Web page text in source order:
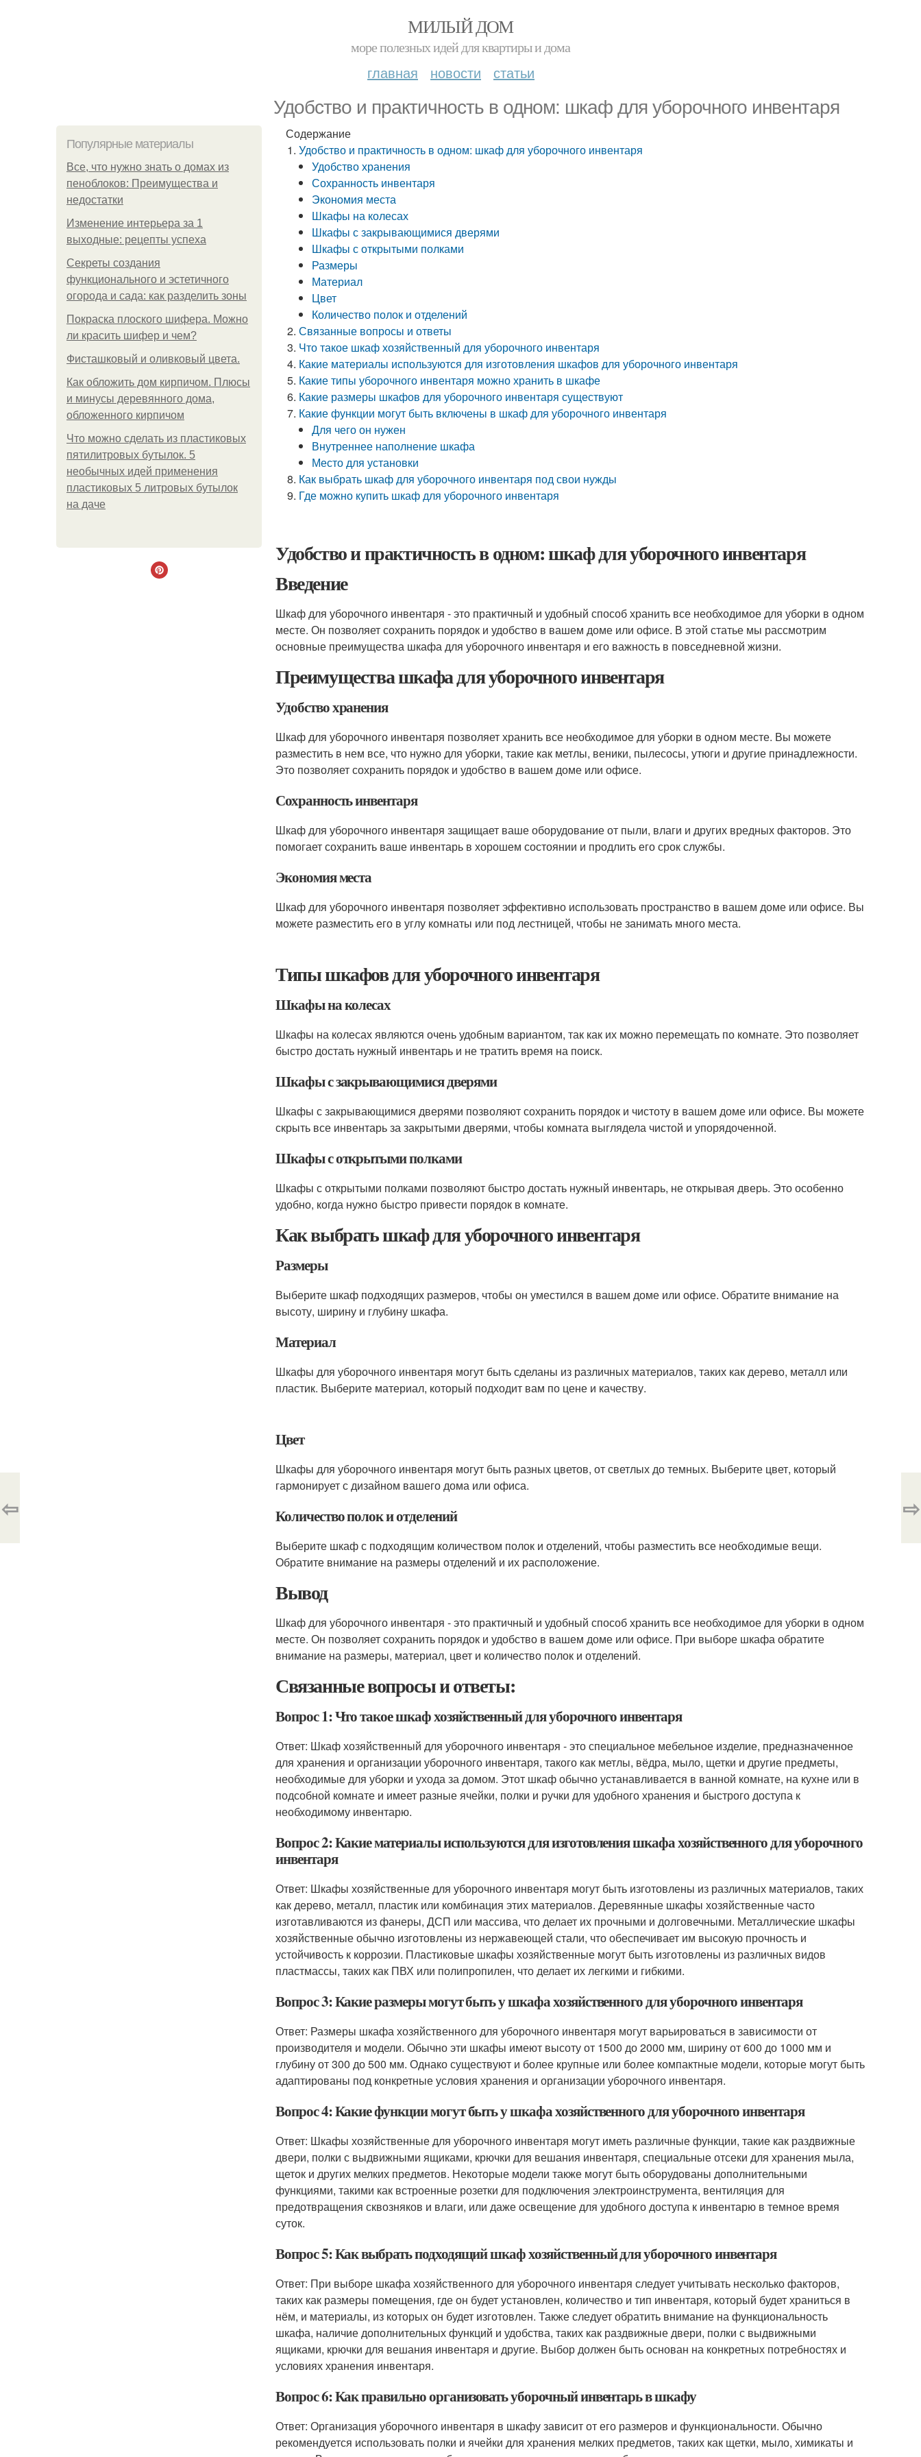
МИЛЫЙ ДОМ
море полезных идей для квартиры и дома
главная новости статьи
Удобство и практичность в одном: шкаф для уборочного инвентаря
Популярные материалы
Все, что нужно знать о домах из
пеноблоков: Преимущества и
недостатки
Изменение интерьера за 1
выходные: рецепты успеха
Секреты создания
функционального и эстетичного
огорода и сада: как разделить зоны
Покраска плоского шифера. Можно
ли красить шифер и чем?
Фисташковый и оливковый цвета.
Как обложить дом кирпичом. Плюсы
и минусы деревянного дома,
обложенного кирпичом
Что можно сделать из пластиковых
пятилитровых бутылок. 5
необычных идей применения
пластиковых 5 литровых бутылок
на даче
Содержание
Удобство и практичность в одном: шкаф для уборочного инвентаря
Удобство хранения
Сохранность инвентаря
Экономия места
Шкафы на колесах
Шкафы с закрывающимися дверями
Шкафы с открытыми полками
Размеры
Материал
Цвет
Количество полок и отделений
Связанные вопросы и ответы
Что такое шкаф хозяйственный для уборочного инвентаря
Какие материалы используются для изготовления шкафов для уборочного инвентаря
Какие типы уборочного инвентаря можно хранить в шкафе
Какие размеры шкафов для уборочного инвентаря существуют
Какие функции могут быть включены в шкаф для уборочного инвентаря
Для чего он нужен
Внутреннее наполнение шкафа
Место для установки
Как выбрать шкаф для уборочного инвентаря под свои нужды
Где можно купить шкаф для уборочного инвентаря
Удобство и практичность в одном: шкаф для уборочного инвентаря
Введение
Шкаф для уборочного инвентаря - это практичный и удобный способ хранить все необходимое для уборки в одном
месте. Он позволяет сохранить порядок и удобство в вашем доме или офисе. В этой статье мы рассмотрим
основные преимущества шкафа для уборочного инвентаря и его важность в повседневной жизни.
Преимущества шкафа для уборочного инвентаря
Удобство хранения
Шкаф для уборочного инвентаря позволяет хранить все необходимое для уборки в одном месте. Вы можете
разместить в нем все, что нужно для уборки, такие как метлы, веники, пылесосы, утюги и другие принадлежности.
Это позволяет сохранить порядок и удобство в вашем доме или офисе.
Сохранность инвентаря
Шкаф для уборочного инвентаря защищает ваше оборудование от пыли, влаги и других вредных факторов. Это
помогает сохранить ваше инвентарь в хорошем состоянии и продлить его срок службы.
Экономия места
Шкаф для уборочного инвентаря позволяет эффективно использовать пространство в вашем доме или офисе. Вы
можете разместить его в углу комнаты или под лестницей, чтобы не занимать много места.
Типы шкафов для уборочного инвентаря
Шкафы на колесах
Шкафы на колесах являются очень удобным вариантом, так как их можно перемещать по комнате. Это позволяет
быстро достать нужный инвентарь и не тратить время на поиск.
Шкафы с закрывающимися дверями
Шкафы с закрывающимися дверями позволяют сохранить порядок и чистоту в вашем доме или офисе. Вы можете
скрыть все инвентарь за закрытыми дверями, чтобы комната выглядела чистой и упорядоченной.
Шкафы с открытыми полками
Шкафы с открытыми полками позволяют быстро достать нужный инвентарь, не открывая дверь. Это особенно
удобно, когда нужно быстро привести порядок в комнате.
Как выбрать шкаф для уборочного инвентаря
Размеры
Выберите шкаф подходящих размеров, чтобы он уместился в вашем доме или офисе. Обратите внимание на
высоту, ширину и глубину шкафа.
Материал
Шкафы для уборочного инвентаря могут быть сделаны из различных материалов, таких как дерево, металл или
пластик. Выберите материал, который подходит вам по цене и качеству.
Цвет
Шкафы для уборочного инвентаря могут быть разных цветов, от светлых до темных. Выберите цвет, который
гармонирует с дизайном вашего дома или офиса.
Количество полок и отделений
Выберите шкаф с подходящим количеством полок и отделений, чтобы разместить все необходимые вещи.
Обратите внимание на размеры отделений и их расположение.
Вывод
Шкаф для уборочного инвентаря - это практичный и удобный способ хранить все необходимое для уборки в одном
месте. Он позволяет сохранить порядок и удобство в вашем доме или офисе. При выборе шкафа обратите
внимание на размеры, материал, цвет и количество полок и отделений.
Связанные вопросы и ответы:
Вопрос 1: Что такое шкаф хозяйственный для уборочного инвентаря
Ответ: Шкаф хозяйственный для уборочного инвентаря - это специальное мебельное изделие, предназначенное
для хранения и организации уборочного инвентаря, такого как метлы, вёдра, мыло, щетки и другие предметы,
необходимые для уборки и ухода за домом. Этот шкаф обычно устанавливается в ванной комнате, на кухне или в
подсобной комнате и имеет разные ячейки, полки и ручки для удобного хранения и быстрого доступа к
необходимому инвентарю.
Вопрос 2: Какие материалы используются для изготовления шкафа хозяйственного для уборочного
инвентаря
Ответ: Шкафы хозяйственные для уборочного инвентаря могут быть изготовлены из различных материалов, таких
как дерево, металл, пластик или комбинация этих материалов. Деревянные шкафы хозяйственные часто
изготавливаются из фанеры, ДСП или массива, что делает их прочными и долговечными. Металлические шкафы
хозяйственные обычно изготовлены из нержавеющей стали, что обеспечивает им высокую прочность и
устойчивость к коррозии. Пластиковые шкафы хозяйственные могут быть изготовлены из различных видов
пластмассы, таких как ПВХ или полипропилен, что делает их легкими и гибкими.
Вопрос 3: Какие размеры могут быть у шкафа хозяйственного для уборочного инвентаря
Ответ: Размеры шкафа хозяйственного для уборочного инвентаря могут варьироваться в зависимости от
производителя и модели. Обычно эти шкафы имеют высоту от 1500 до 2000 мм, ширину от 600 до 1000 мм и
глубину от 300 до 500 мм. Однако существуют и более крупные или более компактные модели, которые могут быть
адаптированы под конкретные условия хранения и организации уборочного инвентаря.
Вопрос 4: Какие функции могут быть у шкафа хозяйственного для уборочного инвентаря
Ответ: Шкафы хозяйственные для уборочного инвентаря могут иметь различные функции, такие как раздвижные
двери, полки с выдвижными ящиками, крючки для вешания инвентаря, специальные отсеки для хранения мыла,
щеток и других мелких предметов. Некоторые модели также могут быть оборудованы дополнительными
функциями, такими как встроенные розетки для подключения электроинструмента, вентиляция для
предотвращения сквозняков и влаги, или даже освещение для удобного доступа к инвентарю в темное время
суток.
Вопрос 5: Как выбрать подходящий шкаф хозяйственный для уборочного инвентаря
Ответ: При выборе шкафа хозяйственного для уборочного инвентаря следует учитывать несколько факторов,
таких как размеры помещения, где он будет установлен, количество и тип инвентаря, который будет храниться в
нём, и материалы, из которых он будет изготовлен. Также следует обратить внимание на функциональность
шкафа, наличие дополнительных функций и удобства, таких как раздвижные двери, полки с выдвижными
ящиками, крючки для вешания инвентаря и другие. Выбор должен быть основан на конкретных потребностях и
условиях хранения инвентаря.
Вопрос 6: Как правильно организовать уборочный инвентарь в шкафу
Ответ: Организация уборочного инвентаря в шкафу зависит от его размеров и функциональности. Обычно
рекомендуется использовать полки и ячейки для хранения мелких предметов, таких как щетки, мыло, химикаты и
⇦ ⇨